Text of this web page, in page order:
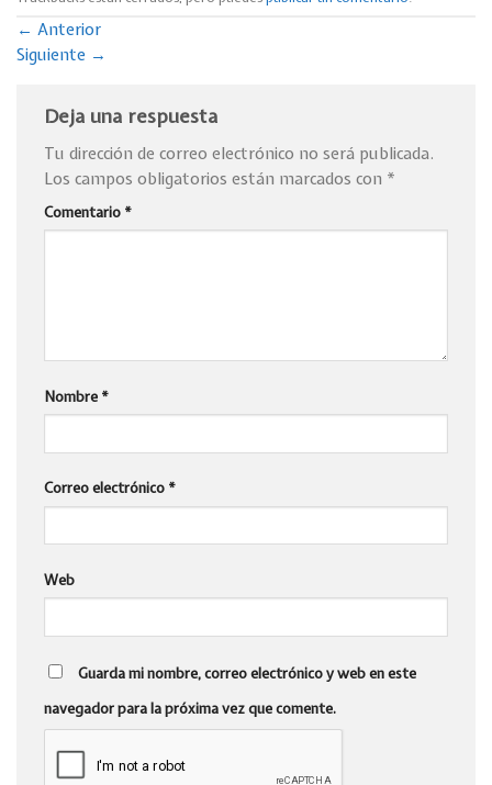
← Anterior
Siguiente →
Deja una respuesta
Tu dirección de correo electrónico no será publicada.
Los campos obligatorios están marcados con *
Comentario *
Nombre *
Correo electrónico *
Web
Guarda mi nombre, correo electrónico y web en este
navegador para la próxima vez que comente.